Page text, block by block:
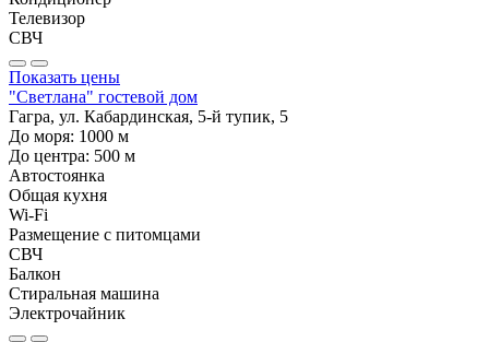
Телевизор
СВЧ
Показать цены
"Светлана" гостевой дом
Гагра, ул. Кабардинская, 5-й тупик, 5
До моря: 1000 м
До центра: 500 м
Автостоянка
Общая кухня
Wi-Fi
Размещение с питомцами
СВЧ
Балкон
Стиральная машина
Электрочайник